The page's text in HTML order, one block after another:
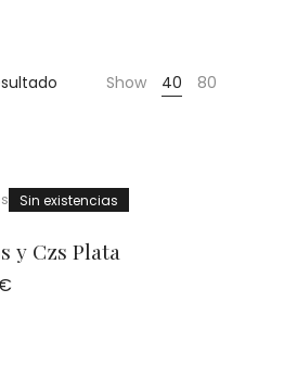
Show 40 80
Sin existencias
y Czs Plata